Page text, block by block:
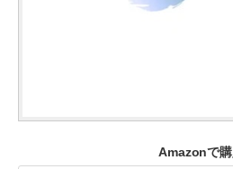
Amazonで購